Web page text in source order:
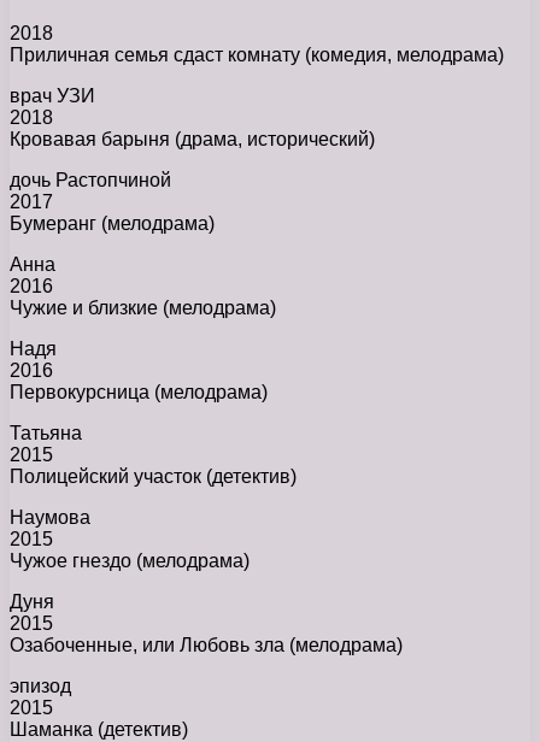
2018
Приличная семья сдаст комнату (комедия, мелодрама)
врач УЗИ
2018
Кровавая барыня (драма, исторический)
дочь Растопчиной
2017
Бумеранг (мелодрама)
Анна
2016
Чужие и близкие (мелодрама)
Надя
2016
Первокурсница (мелодрама)
Татьяна
2015
Полицейский участок (детектив)
Наумова
2015
Чужое гнездо (мелодрама)
Дуня
2015
Озабоченные, или Любовь зла (мелодрама)
эпизод
2015
Шаманка (детектив)